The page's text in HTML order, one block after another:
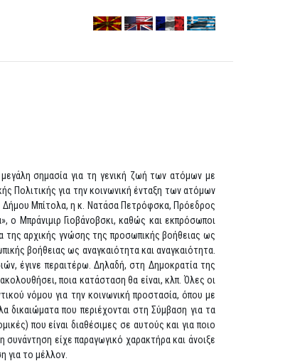
σημασία για τη γενική ζωή των ατόμων με
Πολιτικής για την κοινωνική ένταξη των ατόμων
Δήμου Μπίτολα, η κ. Νατάσα Πετρόφσκα, Πρόεδρος
ο Μπράνιμιρ Γιοβάνοβσκι, καθώς και εκπρόσωποι
της αρχικής γνώσης της προσωπικής βοήθειας ως
βοήθειας ως αναγκαιότητα και αναγκαιότητα.
έγινε περαιτέρω. Δηλαδή, στη Δημοκρατία της
ποια κατάσταση θα είναι, κλπ. Όλες οι
νόμου για την κοινωνική προστασία, όπου με
δικαιώματα που περιέχονται στη Σύμβαση για τα
που είναι διαθέσιμες σε αυτούς και για ποιο
είχε παραγωγικό χαρακτήρα και άνοιξε
για το μέλλον.